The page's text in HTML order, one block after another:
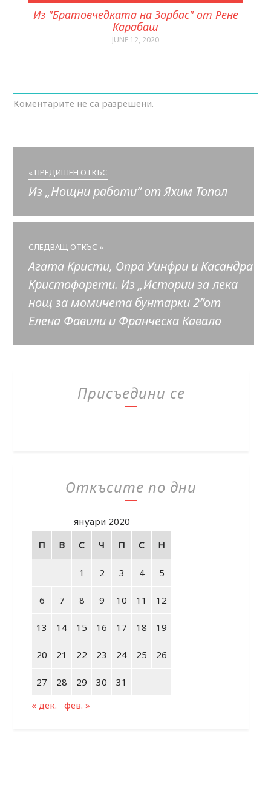
Из "Братовчедката на Зорбас" от Рене
Карабаш
JUNE 12, 2020
Коментарите не са разрешени.
« ПРЕДИШЕН ОТКЪС
Из „Нощни работи“ от Яхим Топол
СЛЕДВАЩ ОТКЪС »
Агата Кристи, Опра Уинфри и Касандра
Кристофорети. Из „Истории за лека
нощ за момичета бунтарки 2”от
Елена Фавили и Франческа Кавало
Присъедини се
Откъсите по дни
януари 2020
П
В С Ч П С Н
1 2 3 4 5
6 7 8 9 10 11 12
13 14 15 16 17 18 19
20 21 22 23 24 25 26
27 28 29 30
31
« дек.
фев. »